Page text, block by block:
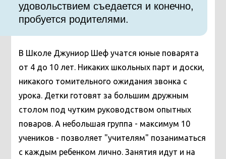
удовольствием съедается и конечно,
пробуется родителями.
В Школе Джуниор Шеф учатся юные поварята
от 4 до 10 лет. Никаких школьных парт и доски,
никакого томительного ожидания звонка с
урока. Детки готовят за большим дружным
столом под чутким руководством опытных
поваров. А небольшая группа - максимум 10
учеников - позволяет "учителям" позаниматься
с каждым ребенком лично. Занятия идут и на